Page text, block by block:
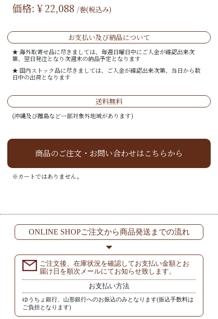
価格: ¥22,088 /巻(税込み)
お支払い及び納品について
★ 海外取寄せ品に尽きましては、毎週日曜日中にご入金が確認出来次
第、翌日発注となり次週末の納品予定となります
★ 国内ストック品に尽きましては、ご入金が確認出来次第、当日から数
日中の出荷となります
送料無料
(沖縄及び離島など一部対象外地域があります)
商品のご注文・お問い合わせはこちらから
※カートではありません。
ONLINE SHOPご注文から商品発送までの流れ
ご注文後、在庫状況を確認してお支払い金額とお
届け日を順次メールにてお知らせ致します。
お支払い方法
ゆうちょ銀行、山形銀行へのお振込のみとなります(振込手数料は
ご負担となります)